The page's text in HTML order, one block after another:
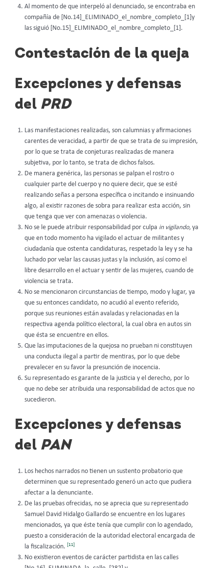
Al momento de que interpeló al denunciado, se encontraba en
compañía de [No.14]_ELIMINADO_el_nombre_completo_[1]y
las siguió [No.15]_ELIMINADO_el_nombre_completo_[1].
Contestación de la queja
Excepciones y defensas
del PRD
Las manifestaciones realizadas, son calumnias y afirmaciones
carentes de veracidad, a partir de que se trata de su impresión,
por lo que se trata de conjeturas realizadas de manera
subjetiva, por lo tanto, se trata de dichos falsos.
De manera genérica, las personas se palpan el rostro o
cualquier parte del cuerpo y no quiere decir, que se esté
realizando señas a persona específica o incitando e insinuando
algo, al existir razones de sobra para realizar esta acción, sin
que tenga que ver con amenazas o violencia.
No se le puede atribuir responsabilidad por culpa in vigilando, ya
que en todo momento ha vigilado el actuar de militantes y
ciudadanía que ostenta candidaturas, respetado la ley y se ha
luchado por velar las causas justas y la inclusión, así como el
libre desarrollo en el actuar y sentir de las mujeres, cuando de
violencia se trata.
No se mencionaron circunstancias de tiempo, modo y lugar, ya
que su entonces candidato, no acudió al evento referido,
porque sus reuniones están avaladas y relacionadas en la
respectiva agenda político electoral, la cual obra en autos sin
que ésta se encuentre en ellos.
Que las imputaciones de la quejosa no prueban ni constituyen
una conducta ilegal a partir de mentiras, por lo que debe
prevalecer en su favor la presunción de inocencia.
Su representado es garante de la justicia y el derecho, por lo
que no debe ser atribuida una responsabilidad de actos que no
sucedieron.
Excepciones y defensas
del PAN
Los hechos narrados no tienen un sustento probatorio que
determinen que su representado generó un acto que pudiera
afectar a la denunciante.
De las pruebas ofrecidas, no se aprecia que su representado
Samuel David Hidalgo Gallardo se encuentre en los lugares
mencionados, ya que éste tenía que cumplir con lo agendado,
puesto a consideración de la autoridad electoral encargada de
la fiscalización. [11]
No existieron eventos de carácter partidista en las calles